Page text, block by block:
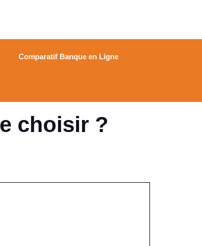
Comparatif Banque en Ligne
choisir ?